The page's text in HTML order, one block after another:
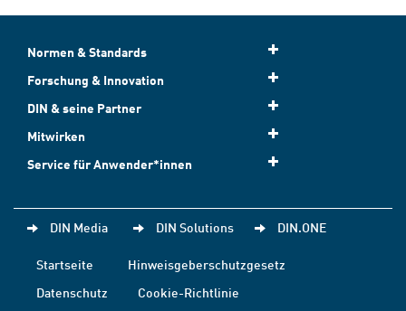
Normen & Standards
Forschung & Innovation
DIN & seine Partner
Mitwirken
Service für Anwender*innen
DIN Media DIN Solutions DIN.ONE
Startseite
Hinweisgeberschutzgesetz
Datenschutz
Cookie-Richtlinie